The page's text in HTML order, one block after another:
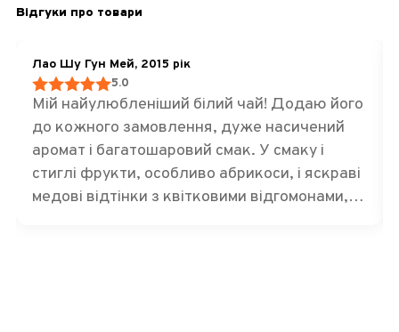
Відгуки про товари
Лао Шу Гун Мей, 2015 рік
5.0
Мій найулюбленіший білий чай! Додаю його
до кожного замовлення, дуже насичений
аромат і багатошаровий смак. У смаку і
стиглі фрукти, особливо абрикоси, і яскраві
медові відтінки з квітковими відгомонами,